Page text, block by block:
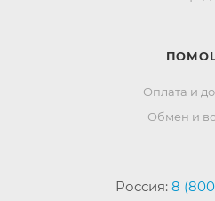
Оплата и
Обмен и
Россия: 8